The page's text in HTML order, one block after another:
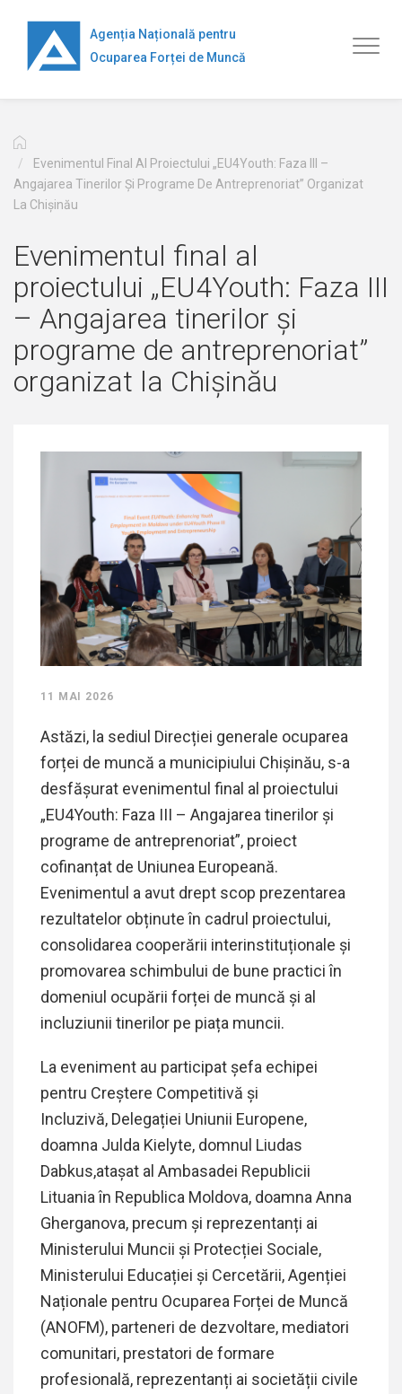
conţinutul
principal
Agenția Națională pentru
Ocuparea Forței de Muncă
Evenimentul Final Al Proiectului „EU4Youth: Faza III –
Angajarea Tinerilor Și Programe De Antreprenoriat” Organizat
La Chișinău
Evenimentul final al
proiectului „EU4Youth: Faza III
– Angajarea tinerilor și
programe de antreprenoriat”
organizat la Chișinău
11 MAI 2026
Astăzi, la sediul Direcției generale ocuparea
forței de muncă a municipiului Chișinău, s-a
desfășurat evenimentul final al proiectului
„EU4Youth: Faza III – Angajarea tinerilor și
programe de antreprenoriat”, proiect
cofinanțat de Uniunea Europeană.
Evenimentul a avut drept scop prezentarea
rezultatelor obținute în cadrul proiectului,
consolidarea cooperării interinstituționale și
promovarea schimbului de bune practici în
domeniul ocupării forței de muncă și al
incluziunii tinerilor pe piața muncii.
La eveniment au participat șefa echipei
pentru Creștere Competitivă și
Incluzivă, Delegației Uniunii Europene,
doamna Julda Kielyte, domnul Liudas
Dabkus,atașat al Ambasadei Republicii
Lituania în Republica Moldova, doamna Anna
Gherganova, precum și reprezentanți ai
Ministerului Muncii și Protecției Sociale,
Ministerului Educației și Cercetării, Agenției
Naționale pentru Ocuparea Forței de Muncă
(ANOFM), parteneri de dezvoltare, mediatori
comunitari, prestatori de formare
profesională, reprezentanți ai societății civile